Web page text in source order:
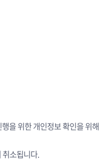
을 위한 개인정보 확인을 위해
취소됩니다.